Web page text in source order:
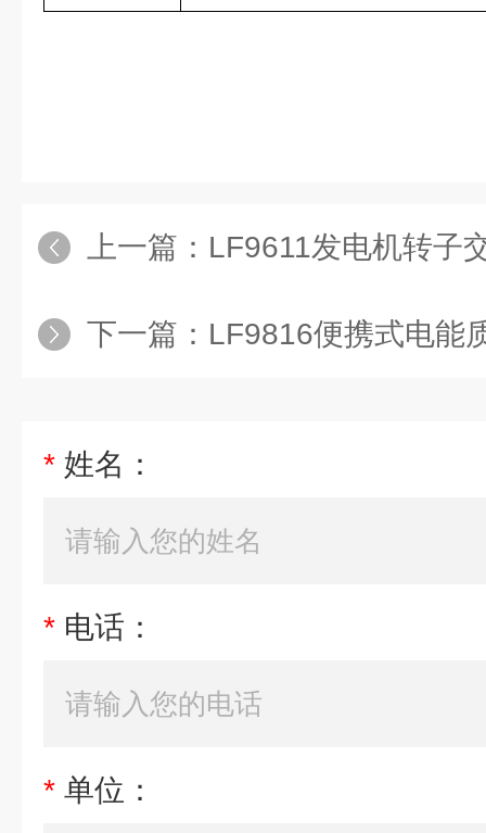
上一篇： LF9611发电机转子
下一篇： LF9816便携式电能
* 姓名：
* 电话：
* 单位：